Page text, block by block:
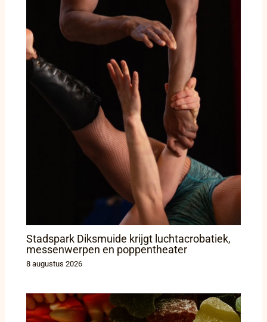
Stadspark Diksmuide krijgt luchtacrobatiek,
messenwerpen en poppentheater
8 augustus 2026